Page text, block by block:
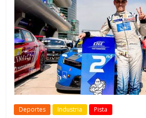
Deportes Industria Pista